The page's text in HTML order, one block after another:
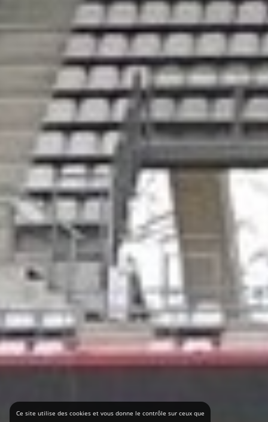
Ce site utilise des cookies et vous donne le contrôle sur ceux que